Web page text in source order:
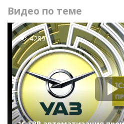
Видео по теме
4289